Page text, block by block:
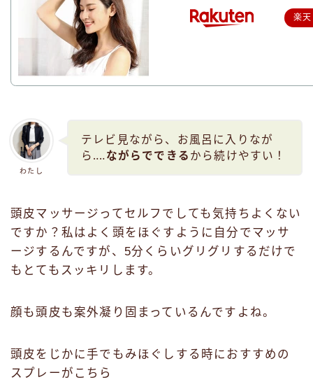
楽
わたし
テレビ見ながら、お風呂に入りなが
ら‥‥ながらでできる から続けやすい！
頭皮マッサージってセルフでしても気持ちよくない
ですか？私はよく頭をほぐすように自分でマッサ
ージするんですが、5分くらいグリグリするだけで
もとてもスッキリします。
顔も頭皮も案外凝り固まっているんですよね。
頭皮をじかに手でもみほぐしする時におすすめの
スプレーがこちら